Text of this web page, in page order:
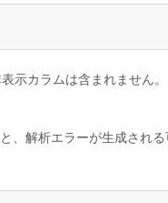
示カラムは含まれません
、解析エラーが生成され